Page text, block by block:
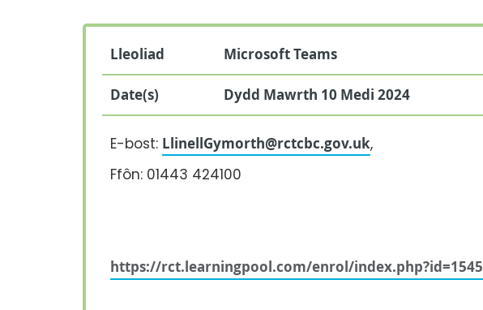
Lleoliad Microsoft Teams
Date(s) Dydd Mawrth 10 Medi 2024
E-bost: LlinellGymorth@rctcbc.gov.uk,
Ffôn: 01443 424100
https://rct.learningpool.com/enrol/index.php?id=1545